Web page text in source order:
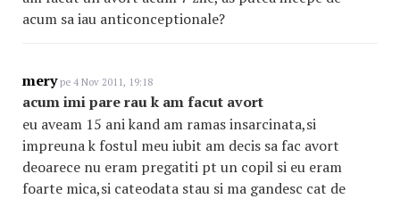
acum sa iau anticonceptionale?
merype 4 Nov 2011, 19:18
acum imi pare rau k am facut avort
eu aveam 15 ani kand am ramas insarcinata,si
impreuna k fostul meu iubit am decis sa fac avort
deoarece nu eram pregatiti pt un copil si eu eram
foarte mica,si cateodata stau si ma gandesc cat de